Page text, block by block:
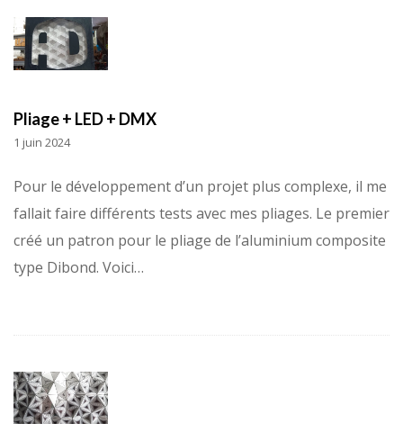
Pliage + LED + DMX
1 juin 2024
Pour le développement d’un projet plus complexe, il me
fallait faire différents tests avec mes pliages. Le premier
créé un patron pour le pliage de l’aluminium composite
type Dibond. Voici…